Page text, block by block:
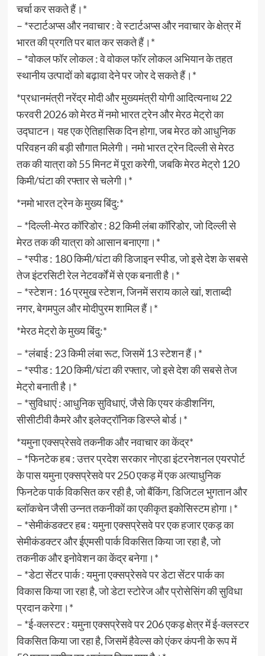
चर्चा कर सकते हैं।*
– *स्टार्टअप्स और नवाचार : वे स्टार्टअप्स और नवाचार के क्षेत्र में
भारत की प्रगति पर बात कर सकते हैं।*
– *वोकल फॉर लोकल : वे वोकल फॉर लोकल अभियान के तहत
स्थानीय उत्पादों को बढ़ावा देने पर जोर दे सकते हैं।*
*प्रधानमंत्री नरेंद्र मोदी और मुख्यमंत्री योगी आदित्यनाथ 22
फरवरी 2026 को मेरठ में नमो भारत ट्रेन और मेरठ मेट्रो का
उद्घाटन। यह एक ऐतिहासिक दिन होगा, जब मेरठ को आधुनिक
परिवहन की बड़ी सौगात मिलेगी। नमो भारत ट्रेन दिल्ली से मेरठ
तक की यात्रा को 55 मिनट में पूरा करेगी, जबकि मेरठ मेट्रो 120
किमी/घंटा की रफ्तार से चलेगी।*
*नमो भारत ट्रेन के मुख्य बिंदु:*
– *दिल्ली-मेरठ कॉरिडोर : 82 किमी लंबा कॉरिडोर, जो दिल्ली से
मेरठ तक की यात्रा को आसान बनाएगा।*
– *स्पीड : 180 किमी/घंटा की डिजाइन स्पीड, जो इसे देश के सबसे
तेज इंटरसिटी रेल नेटवर्कों में से एक बनाती है।*
– *स्टेशन : 16 प्रमुख स्टेशन, जिनमें सराय काले खां, शताब्दी
नगर, बेगमपुल और मोदीपुरम शामिल हैं।*
*मेरठ मेट्रो के मुख्य बिंदु:*
– *लंबाई : 23 किमी लंबा रूट, जिसमें 13 स्टेशन हैं।*
– *स्पीड : 120 किमी/घंटा की रफ्तार, जो इसे देश की सबसे तेज
मेट्रो बनाती है।*
– *सुविधाएं : आधुनिक सुविधाएं, जैसे कि एयर कंडीशनिंग,
सीसीटीवी कैमरे और इलेक्ट्रॉनिक डिस्प्ले बोर्ड।*
*यमुना एक्सप्रेसवे तकनीक और नवाचार का केंद्र*
– *फिनटेक हब : उत्तर प्रदेश सरकार नोएडा इंटरनेशनल एयरपोर्ट
के पास यमुना एक्सप्रेसवे पर 250 एकड़ में एक अत्याधुनिक
फिनटेक पार्क विकसित कर रही है, जो बैंकिंग, डिजिटल भुगतान और
ब्लॉकचेन जैसी उन्नत तकनीकों का एकीकृत इकोसिस्टम होगा।*
– *सेमीकंडक्टर हब : यमुना एक्सप्रेसवे पर एक हजार एकड़ का
सेमीकंडक्टर और ईएमसी पार्क विकसित किया जा रहा है, जो
तकनीक और इनोवेशन का केंद्र बनेगा।*
– *डेटा सेंटर पार्क : यमुना एक्सप्रेसवे पर डेटा सेंटर पार्क का
विकास किया जा रहा है, जो डेटा स्टोरेज और प्रोसेसिंग की सुविधा
प्रदान करेगा।*
– *ई-क्लस्टर : यमुना एक्सप्रेसवे पर 206 एकड़ क्षेत्र में ई-क्लस्टर
विकसित किया जा रहा है, जिसमें हैवेल्स को एंकर कंपनी के रूप में